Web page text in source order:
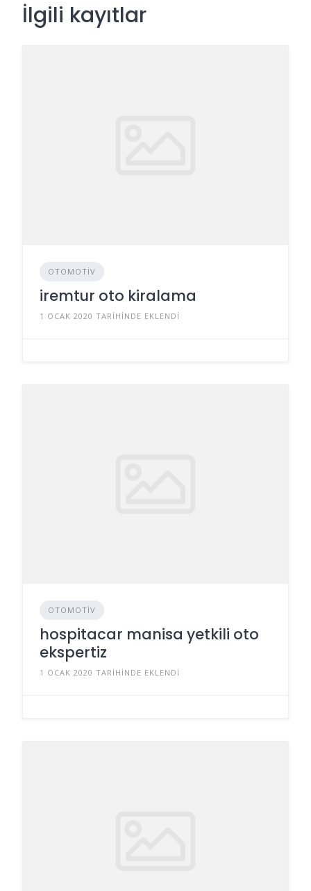
İlgili kayıtlar
OTOMOTIV
iremtur oto kiralama
1 OCAK 2020 TARIHINDE EKLENDI
OTOMOTIV
hospitacar manisa yetkili oto
ekspertiz
1 OCAK 2020 TARIHINDE EKLENDI